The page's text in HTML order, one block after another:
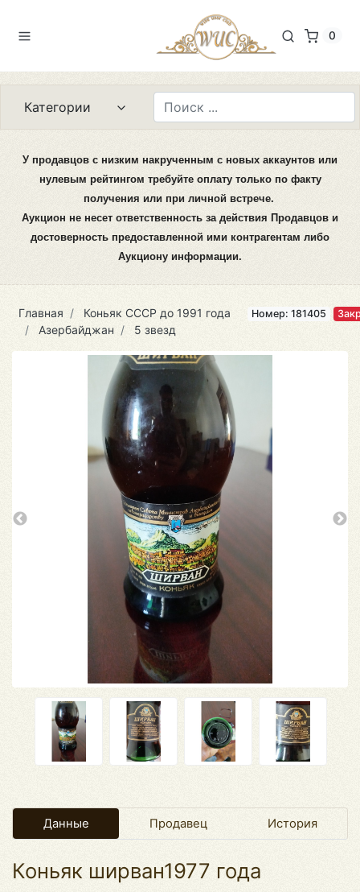
0
Категории
У продавцов с низким накрученным с новых аккаунтов или
нулевым рейтингом требуйте оплату только по факту
получения или при личной встрече.
Аукцион не несет ответственность за действия Продавцов и
достоверность предоставленной ими контрагентам либо
Аукциону информации.
Главная
Коньяк CCCР до 1991 года
Азербайджан
5 звезд
Номер: 181405
Данные Продавец История
Коньяк ширван1977 года